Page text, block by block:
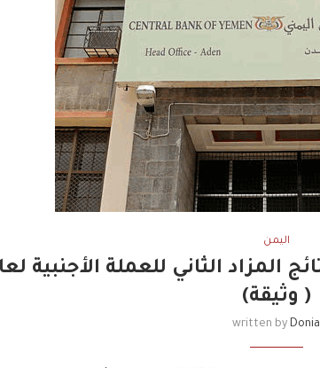
اليمن
( وثيقة)
written by Donia